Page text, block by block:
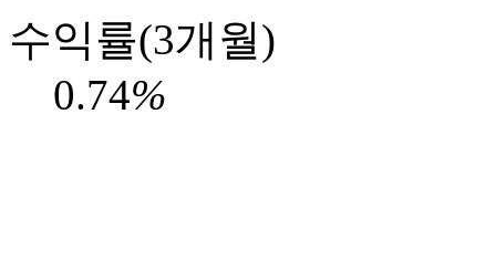
수익률(3개월)
0.74%